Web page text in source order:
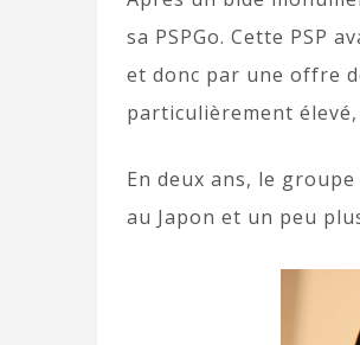
sa PSPGo. Cette PSP
et donc par une offre
particulièrement
En deux ans, le
au Japon et un peu